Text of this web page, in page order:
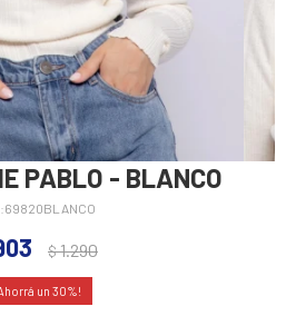
PABLO - BLANCO
69820BLANCO
$1.290
30